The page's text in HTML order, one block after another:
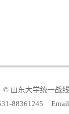
© 山东大学统一战
88361245